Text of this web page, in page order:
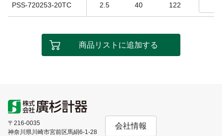
PSS-720253-20TC 2.5 40 122
商品リストに追加する
〒216-0035
神奈川県川崎市宮前区馬絹6-1-28
会社情報